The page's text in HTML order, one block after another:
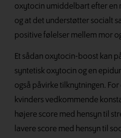
oxytocin umiddelbart efter en
og at det understøtter socialt
positive følelser mellem mor
Et sådan oxytocin-boost kan
syntetisk oxytocin og en
også påvirke tilknytningen.
kvinders vedkommende
højere score med hensyn til
lavere score med hensyn til